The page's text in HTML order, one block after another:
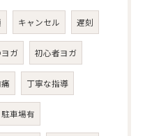
キャンセル 遅刻
ガ 初心者ヨガ
丁寧な指導
駐車場有